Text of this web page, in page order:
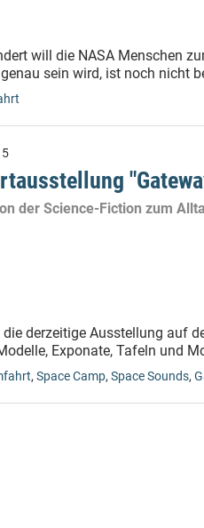
will die NASA Menschen
sein wird, ist noch nicht
der Science-Fiction zum
derzeitige Ausstellung auf
Exponate, Tafeln und
, Space Camp, Space Sounds,